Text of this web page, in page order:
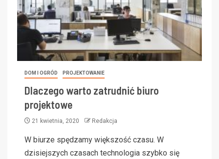
DOM I OGRÓD PROJEKTOWANIE
Dlaczego warto zatrudnić biuro
projektowe
21 kwietnia, 2020 Redakcja
W biurze spędzamy większość czasu. W
dzisiejszych czasach technologia szybko się